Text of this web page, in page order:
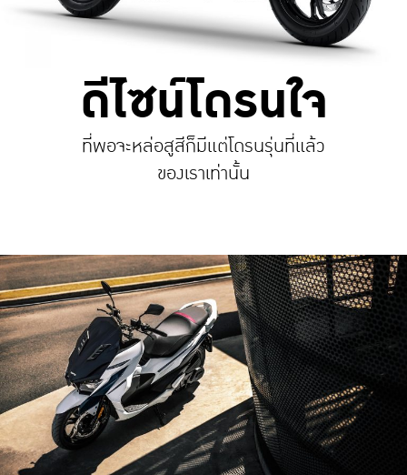
ดีไซน์โดรนใจ
ที่พอจะหล่อสูสีก็มีแต่โดรนรุ่นที่แล้ว
ของเราเท่านั้น